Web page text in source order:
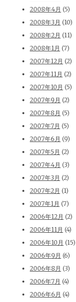
2008年4月 (5)
2008年3月 (10)
2008年2月 (11)
2008年1月 (7)
2007年12月 (2)
2007年11月 (2)
2007年10月 (5)
2007年9月 (2)
2007年8月 (5)
2007年7月 (5)
2007年6月 (9)
2007年5月 (2)
2007年4月 (3)
2007年3月 (2)
2007年2月 (1)
2007年1月 (7)
2006年12月 (2)
2006年11月 (4)
2006年10月 (15)
2006年9月 (6)
2006年8月 (3)
2006年7月 (4)
2006年6月 (4)